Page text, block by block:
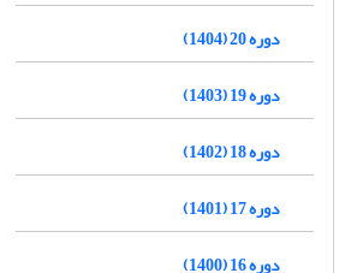
دوره 20 (1404)
دوره 19 (1403)
دوره 18 (1402)
دوره 17 (1401)
دوره 16 (1400)